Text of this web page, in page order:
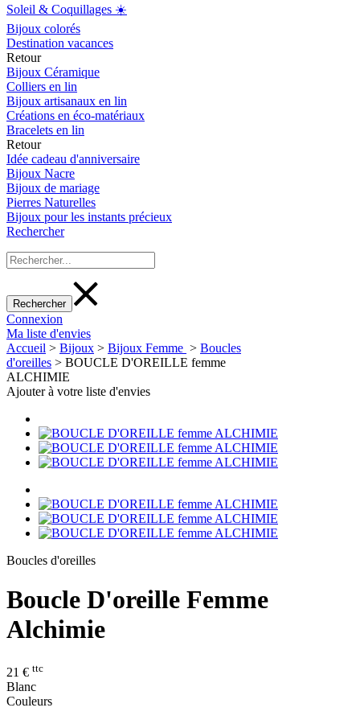
Soleil & Coquillages ☀️
Bijoux colorés
Destination vacances
Retour
Bijoux Céramique
Colliers en lin
Bijoux artisanaux en lin
Créations en éco-matériaux
Bracelets en lin
Retour
Idée cadeau d'anniversaire
Bijoux Nacre
Bijoux de mariage
Pierres Naturelles
Bijoux pour les instants précieux
Rechercher
Connexion
Ma liste d'envies
Accueil > Bijoux > Bijoux Femme > Boucles
d'oreilles > BOUCLE D'OREILLE femme
ALCHIMIE
Ajouter à votre liste d'envies
Boucles d'oreilles
Boucle D'oreille Femme
Alchimie
21 € ttc
Blanc
Couleurs